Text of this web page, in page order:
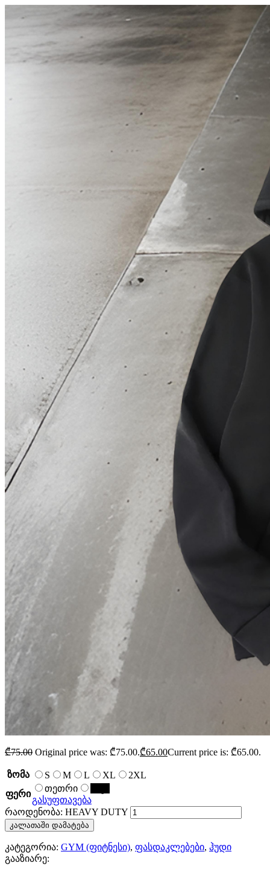
₾75.00 Original price was: ₾75.00.₾65.00Current price is: ₾65.00.
ზომა S M L XL
2XL
ფერი
თეთრი
გასუფთავება
რაოდენობა: HEAVY DUTY
კალათაში დამატება
კატეგორია: GYM (ფიტნესი), ფასდაკლებები, ჰუდი
გააზიარე: